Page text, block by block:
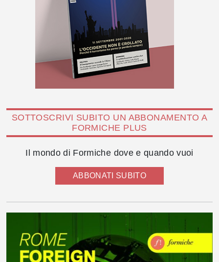
SOTTOSCRIVI SUBITO UN ABBONAMENTO A
FORMICHE PLUS
Il mondo di Formiche dove e quando vuoi
ABBONATI SUBITO